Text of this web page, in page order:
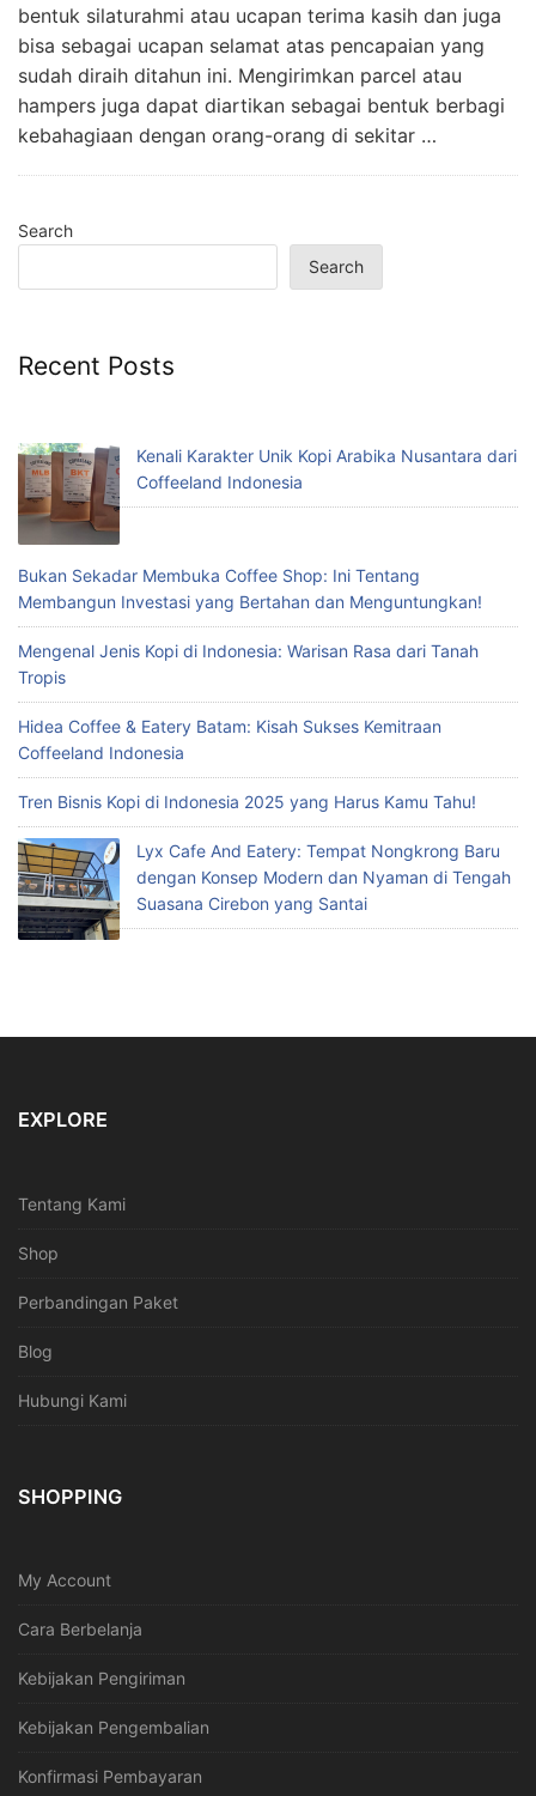
bentuk silaturahmi atau ucapan terima kasih dan juga
bisa sebagai ucapan selamat atas pencapaian yang
sudah diraih ditahun ini. Mengirimkan parcel atau
hampers juga dapat diartikan sebagai bentuk berbagi
kebahagiaan dengan orang-orang di sekitar …
Search
Search
Recent Posts
Kenali Karakter Unik Kopi Arabika Nusantara dari
Coffeeland Indonesia
Bukan Sekadar Membuka Coffee Shop: Ini Tentang
Membangun Investasi yang Bertahan dan Menguntungkan!
Mengenal Jenis Kopi di Indonesia: Warisan Rasa dari Tanah
Tropis
Hidea Coffee & Eatery Batam: Kisah Sukses Kemitraan
Coffeeland Indonesia
Tren Bisnis Kopi di Indonesia 2025 yang Harus Kamu Tahu!
Lyx Cafe And Eatery: Tempat Nongkrong Baru
dengan Konsep Modern dan Nyaman di Tengah
Suasana Cirebon yang Santai
EXPLORE
Tentang Kami
Shop
Perbandingan Paket
Blog
Hubungi Kami
SHOPPING
My Account
Cara Berbelanja
Kebijakan Pengiriman
Kebijakan Pengembalian
Konfirmasi Pembayaran